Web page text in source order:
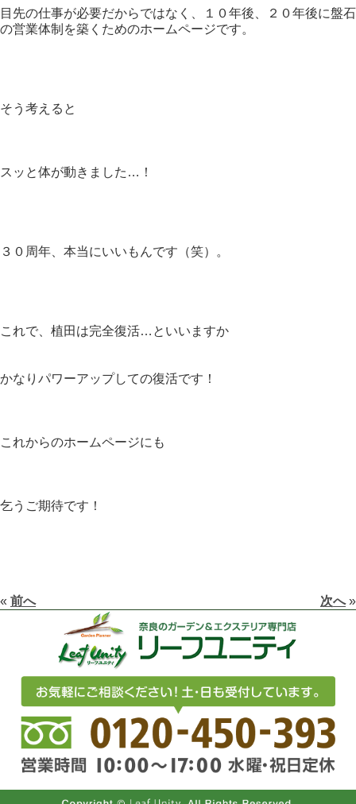
目先の仕事が必要だからではなく、１０年後、２０年後に盤石
の営業体制を築くためのホームページです。
そう考えると
スッと体が動きました…！
３０周年、本当にいいもんです（笑）。
これで、植田は完全復活…といいますか
かなりパワーアップしての復活です！
これからのホームページにも
乞うご期待です！
« 前へ 次へ»